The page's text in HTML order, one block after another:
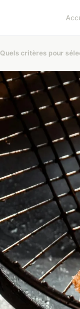
Quels critères pour